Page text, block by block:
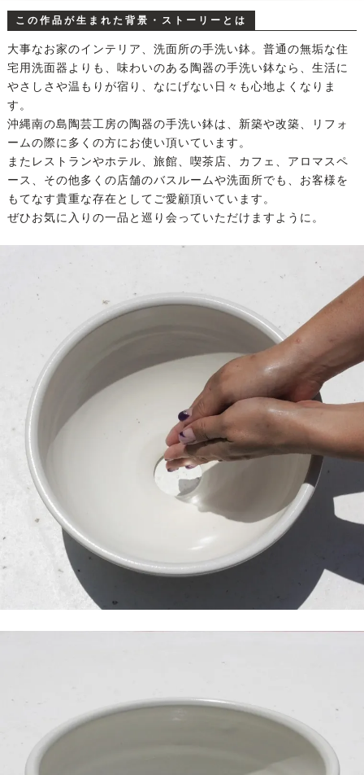
この作品が生まれた背景・ストーリーとは
大事なお家のインテリア、洗面所の手洗い鉢。普通の無垢な住
宅用洗面器よりも、味わいのある陶器の手洗い鉢なら、生活に
やさしさや温もりが宿り、なにげない日々も心地よくなりま
す。
沖縄南の島陶芸工房の陶器の手洗い鉢は、新築や改築、リフォ
ームの際に多くの方にお使い頂いています。
またレストランやホテル、旅館、喫茶店、カフェ、アロマスペ
ース、その他多くの店舗のバスルームや洗面所でも、お客様を
もてなす貴重な存在としてご愛顧頂いています。
ぜひお気に入りの一品と巡り会っていただけますように。